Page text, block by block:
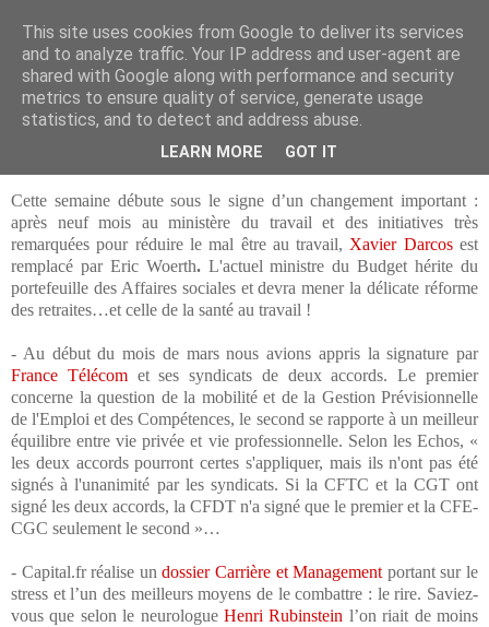
mardi 30 mars 2010
Veille Documentaire - 23 Mars 2010
Cette semaine débute sous le signe d’un changement important :
après neuf mois au ministère du travail et des initiatives très
remarquées pour réduire le mal être au travail, Xavier Darcosest
remplacé par Eric Woerth. L'actuel ministre du Budget hérite du
portefeuille des Affaires sociales et devra mener la délicate réforme
des retraites…et celle de la santé au travail !
- Au début du mois de mars nous avions appris la signature par
France Télécomet ses syndicats de deux accords. Le premier
concerne la question de la mobilité et de la Gestion Prévisionnelle
de l'Emploi et des Compétences, le second se rapporte à un meilleur
équilibre entre vie privée et vie professionnelle. Selon les Echos, «
les deux accords pourront certes s'appliquer, mais ils n'ont pas été
signés à l'unanimité par les syndicats. Si la CFTC et la CGT ont
signé les deux accords, la CFDT n'a signé que le premier et la CFE-
CGC seulement le second »…
- Capital.fr réalise undossier Carrière et Management portant sur le
stress et l’un des meilleurs moyens de le combattre : le rire. Saviez-
vous que selon le neurologue Henri Rubinstein l’on riait de moins
This site uses cookies from Google to deliver its services
and to analyze traffic. Your IP address and user-agent are
shared with Google along with performance and security
metrics to ensure quality of service, generate usage
statistics, and to detect and address abuse.
LEARN MORE GOT IT